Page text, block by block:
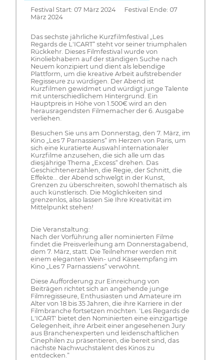
Festival Start: 07 März 2024 Festival Ende: 07
März 2024
Das sechste jährliche Kurzfilmfestival „Les
Regards de L'ICART“ steht vor seiner triumphalen
Rückkehr. Dieses Filmfestival wurde von
Kinoliebhabern auf der ständigen Suche nach
Neuem konzipiert und dient als lebendige
Plattform, um die kreative Arbeit aufstrebender
Regisseure zu würdigen. Der Abend ist
Kurzfilmen gewidmet und würdigt junge Talente
mit unterschiedlichem Hintergrund. Ein
Hauptpreis in Höhe von 1.500€ wird an den
herausragendsten Filmemacher der 6. Ausgabe
verliehen.
Besuchen Sie uns am Donnerstag, den 7. März, im
Kino „Les 7 Parnassiens“ im Herzen von Paris, um
sich eine kuratierte Auswahl internationaler
Kurzfilme anzusehen, die sich alle um das
diesjährige Thema „Excess“ drehen. Das
Geschichtenerzählen, die Regie, der Schnitt, die
Effekte... der Abend schwelgt in der Kunst,
Grenzen zu überschreiten, sowohl thematisch als
auch künstlerisch. Die Möglichkeiten sind
grenzenlos, also lassen Sie Ihre Kreativität im
Mittelpunkt stehen!
Die Veranstaltung:
Nach der Vorführung aller nominierten Filme
findet die Preisverleihung am Donnerstagabend,
dem 7. März, statt. Die Teilnehmer werden mit
einem eleganten Wein- und Käseempfang im
Kino „Les 7 Parnassiens“ verwöhnt.
Diese Aufforderung zur Einreichung von
Beiträgen richtet sich an angehende junge
Filmregisseure, Enthusiasten und Amateure im
Alter von 18 bis 35 Jahren, die ihre Karriere in der
Filmbranche fortsetzen möchten. 'Les Regards de
L'ICART' bietet den Nominierten eine einzigartige
Gelegenheit, ihre Arbeit einer angesehenen Jury
aus Branchenexperten und leidenschaftlichen
Cinephilen zu präsentieren, die bereit sind, das
nächste Nachwuchstalent des Kinos zu
entdecken.“